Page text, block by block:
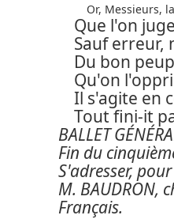
Or, Messieurs,
Que l'on
Sauf erreur,
Du bon
Qu'on
Il s'agite en
Tout fini-it
BALLET
Fin du
S'adresser,
M. BAUDRON,
Français.